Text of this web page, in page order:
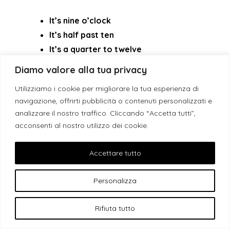
Diamo valore alla tua privacy
Utilizziamo i cookie per migliorare la tua esperienza di
navigazione, offrirti pubblicità o contenuti personalizzati e
analizzare il nostro traffico. Cliccando “Accetta tutti”,
acconsenti al nostro utilizzo dei cookie.
Personalizza
Rifiuta tutto
Accettare tutto
It’s nine o’clock
It’s half past ten
It’s a quarter to twelve
Tra poco scoprirai anchele espressioni con l’orario più
usate, come “in time”, “on time”, “to kill time” e come
tradurre queste frasi in modo corretto.
all’orario in inglese
Oltre alla lettura dell’orario, l’inglese usa molte espressioni
idiomatiche connesse al tempo. Ecco le più frequenti: